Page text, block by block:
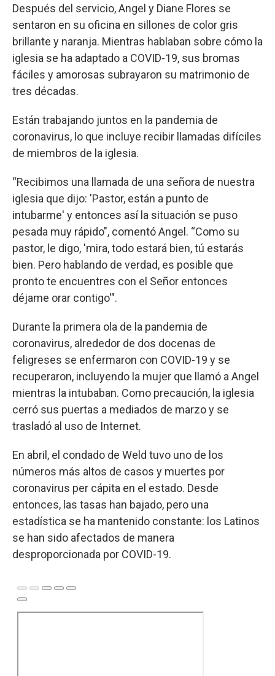
Después del servicio, Angel y Diane Flores se
sentaron en su oficina en sillones de color gris
brillante y naranja. Mientras hablaban sobre cómo la
iglesia se ha adaptado a COVID-19, sus bromas
fáciles y amorosas subrayaron su matrimonio de
tres décadas.
Están trabajando juntos en la pandemia de
coronavirus, lo que incluye recibir llamadas difíciles
de miembros de la iglesia.
“Recibimos una llamada de una señora de nuestra
iglesia que dijo: 'Pastor, están a punto de
intubarme' y entonces así la situación se puso
pesada muy rápido", comentó Angel. “Como su
pastor, le digo, 'mira, todo estará bien, tú estarás
bien. Pero hablando de verdad, es posible que
pronto te encuentres con el Señor entonces
déjame orar contigo'".
Durante la primera ola de la pandemia de
coronavirus, alrededor de dos docenas de
feligreses se enfermaron con COVID-19 y se
recuperaron, incluyendo la mujer que llamó a Angel
mientras la intubaban. Como precaución, la iglesia
cerró sus puertas a mediados de marzo y se
trasladó al uso de Internet.
En abril, el condado de Weld tuvo uno de los
números más altos de casos y muertes por
coronavirus per cápita en el estado. Desde
entonces, las tasas han bajado, pero una
estadística se ha mantenido constante: los Latinos
se han sido afectados de manera
desproporcionada por COVID-19.